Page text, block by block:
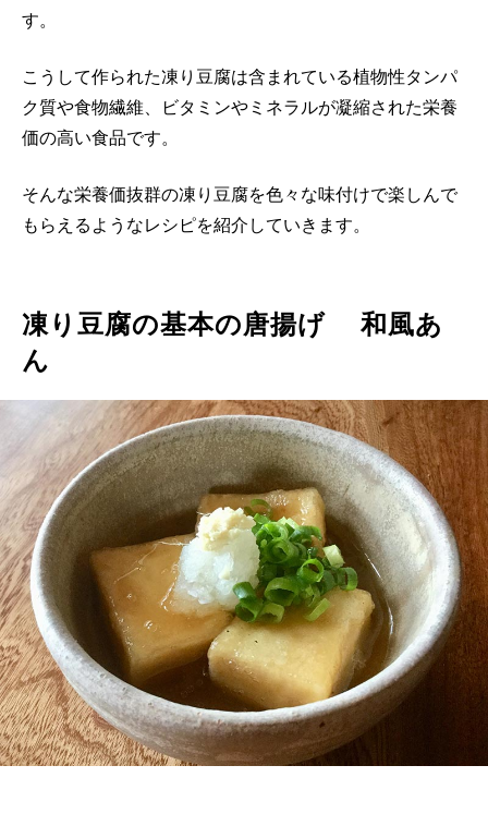
す。
こうして作られた凍り豆腐は含まれている植物性タンパ
ク質や食物繊維、ビタミンやミネラルが凝縮された栄養
価の高い食品です。
そんな栄養価抜群の凍り豆腐を色々な味付けで楽しんで
もらえるようなレシピを紹介していきます。
凍り豆腐の基本の唐揚げ 和風あ
ん